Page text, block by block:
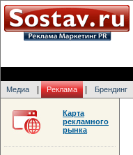
Медиа Реклама Брендинг
Карта
рекламного
рынка